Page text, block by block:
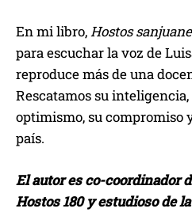
En mi libro,Hostos
para escuchar la voz de
reproduce más de una
Rescatamos su
optimismo, su compromiso
país.
El autor es co-coordinador
Hostos 180 y estudioso de